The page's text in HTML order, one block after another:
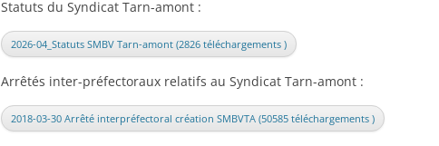
Statuts du Syndicat Tarn-amont :
2026-04_Statuts SMBV Tarn-amont (2826 téléchargements )
Arrêtés inter-préfectoraux relatifs au Syndicat Tarn-amont :
2018-03-30 Arrêté interpréfectoral création SMBVTA (50585 téléchargements )